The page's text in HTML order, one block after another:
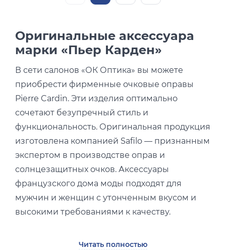
Оригинальные аксессуара
марки «Пьер Карден»
В сети салонов «ОК Оптика» вы можете
приобрести фирменные очковые оправы
Pierre Cardin. Эти изделия оптимально
сочетают безупречный стиль и
функциональность. Оригинальная продукция
изготовлена компанией Safilo — признанным
экспертом в производстве оправ и
солнцезащитных очков. Аксессуары
французского дома моды подходят для
мужчин и женщин с утонченным вкусом и
высокими требованиями к качеству.
Читать полностью